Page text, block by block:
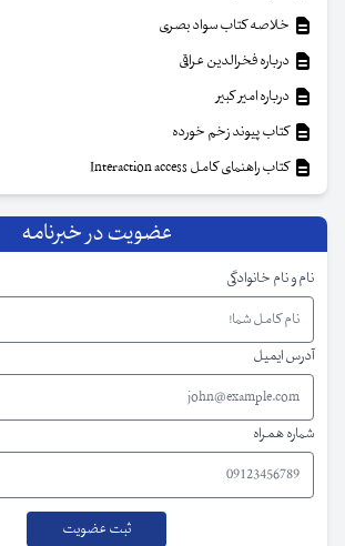
خلاصه کتاب سواد بصری
درباره فخرالدین عراقی
درباره امیر کبیر
کتاب پیوند زخم خورده
کتاب راهنمای کامل Interaction access
عضویت در خبرنامه
نام و نام خانوادگی
آدرس ایمیل
شماره همراه